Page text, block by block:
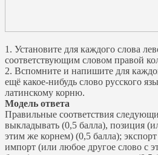
1. Установите для каждого слова
соответствующим словом правой
2. Вспомните и напишите для
ещё какое-нибудь слово русского
латинскому корню.
Модель ответа
Правильные соответствия
выкладывать (0,5 балла), позиция
этим же корнем) (0,5 балла);
импорт (или любое другое слово с